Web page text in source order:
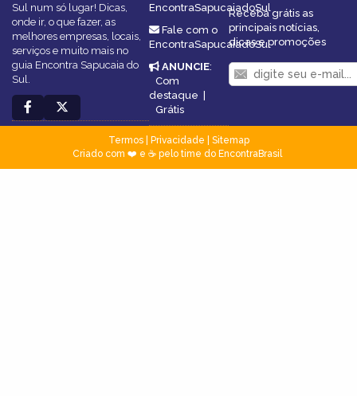
Sul num só lugar! Dicas,
onde ir, o que fazer, as
melhores empresas, locais,
serviços e muito mais no
guia Encontra Sapucaia do
Sul.
EncontraSapucaiadoSul
Fale com o
EncontraSapucaiadoSul
ANUNCIE:
Com
destaque |
Grátis
Receba grátis as
principais notícias,
dicas e promoções
Termos| Privacidade
Sitemap
Criado com ❤️ e ☕ pelo time do EncontraBrasil